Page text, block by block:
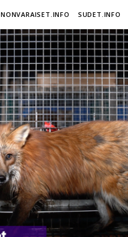
SUDET.INFO